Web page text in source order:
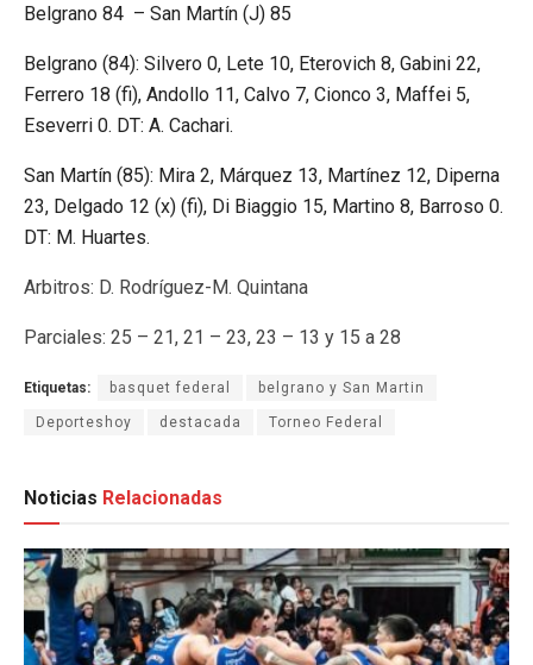
Belgrano 84 – San Martín (J) 85
Belgrano (84): Silvero 0, Lete 10, Eterovich 8, Gabini 22,
Ferrero 18 (fi), Andollo 11, Calvo 7, Cionco 3, Maffei 5,
Eseverri 0. DT: A. Cachari.
San Martín (85): Mira 2, Márquez 13, Martínez 12, Diperna
23, Delgado 12 (x) (fi), Di Biaggio 15, Martino 8, Barroso 0.
DT: M. Huartes.
Arbitros: D. Rodríguez-M. Quintana
Parciales: 25 – 21, 21 – 23, 23 – 13 y 15 a 28
Etiquetas: basquet federal belgrano y San Martin
Deporteshoy destacada Torneo Federal
Noticias Relacionadas